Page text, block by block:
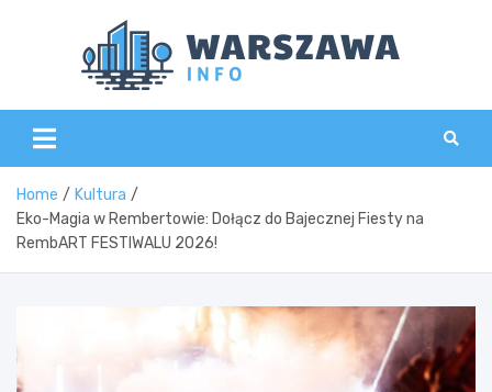
Home
Kultura
Eko-Magia w Rembertowie: Dołącz do Bajecznej Fiesty na
RembART FESTIWALU 2026!